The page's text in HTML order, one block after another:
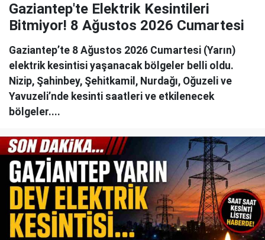
Gaziantep'te Elektrik Kesintileri
Bitmiyor! 8 Ağustos 2026 Cumartesi
Gaziantep’te 8 Ağustos 2026 Cumartesi (Yarın)
elektrik kesintisi yaşanacak bölgeler belli oldu.
Nizip, Şahinbey, Şehitkamil, Nurdağı, Oğuzeli ve
Yavuzeli’nde kesinti saatleri ve etkilenecek
bölgeler....